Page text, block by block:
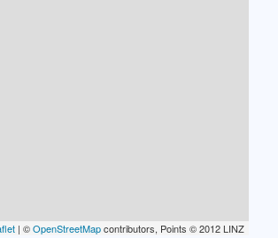
| ©OpenStreetMapcontributors, Points © 2012 LINZ